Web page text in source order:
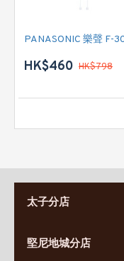
HK$460 HK$798
太子分店
營業時間:
堅尼地城分店